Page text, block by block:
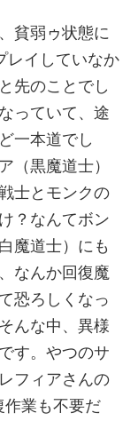
貧弱ゥ状態に
レイしていなか
先のことでし
っていて、途
一本道でし
（黒魔道士）
士とモンクの
？なんてボン
魔道士）にも
なんか回復魔
恐ろしくなっ
んな中、異様
す。やつのサ
フィアさんの
作業も不要だ